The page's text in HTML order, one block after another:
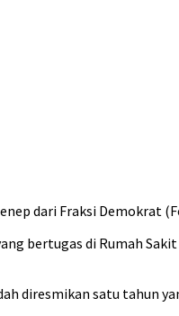
dari Fraksi Demokrat
bertugas di Rumah
diresmikan satu tahun